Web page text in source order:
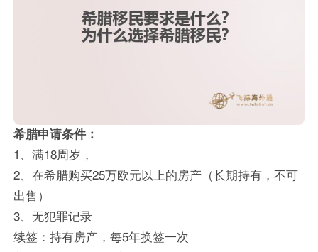
希腊申请条件：
1、满18周岁，
2、在希腊购买25万欧元以上的房产（长期持有，不可
出售）
3、无犯罪记录
续签：持有房产，每5年换签一次